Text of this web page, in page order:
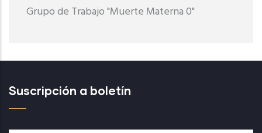
Grupo de Trabajo "Muerte Materna 0"
Suscripción a boletín